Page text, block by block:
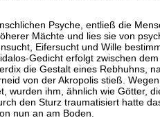
Psyche, entließ die
Mächte und lies sie von
Eifersucht und Wille
Gedicht erfolgt zwischen
die Gestalt eines Rebhuhns,
von der Akropolis stieß.
wurden ihm, ähnlich wie Götter,
den Sturz traumatisiert hatte
nun an am Boden.